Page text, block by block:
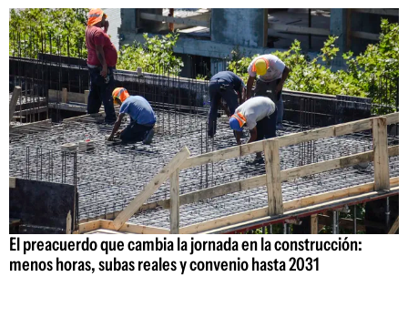
El preacuerdo que cambia la jornada en la construcción:
menos horas, subas reales y convenio hasta 2031